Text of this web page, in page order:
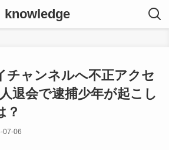
knowledge
チャンネルへ不正アクセ
退会で逮捕少年が起こし
？
07-06